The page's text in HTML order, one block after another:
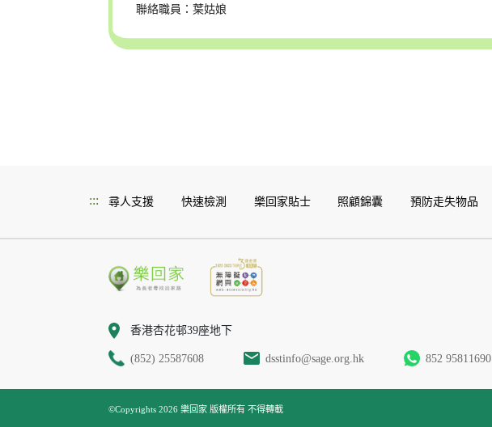
聯絡職員：葉姑娘
::: 尋人支援 快速檢測 樂回家貼士 照顧錦囊 預防走失物品
香港杏花邨39座地下
(852) 25587608 dsstinfo@sage.org.hk 852 95811690
©Copyrights 2026 樂回家 版權所有 不得轉載